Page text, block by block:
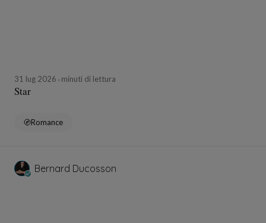
31 lug 2026 minuti di lettura
Star
Romance
Bernard Ducosson